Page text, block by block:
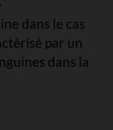
dans le cas
par un
dans la